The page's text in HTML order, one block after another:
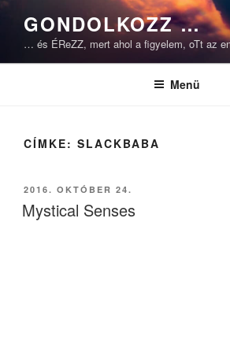
Tartalomhoz
GONDOLKOZZ …
… és ÉReZZ, mert ahol a figyelem, oTt az
Menü
CÍMKE: SLACKBABA
BEKÜLDVE:
2016. OKTÓBER 24.
Mystical Senses